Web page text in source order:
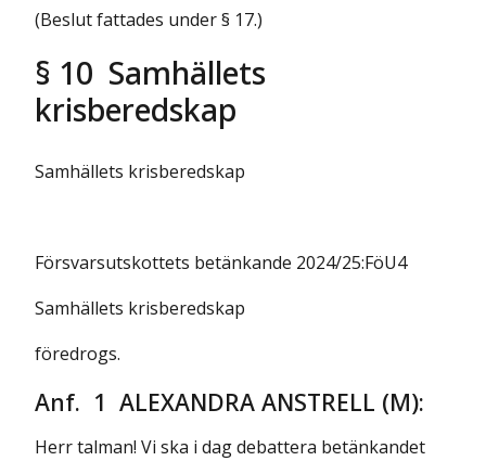
(Beslut fattades under § 17.)
§ 10 Samhällets
krisberedskap
Samhällets krisberedskap
Försvarsutskottets betänkande 2024/25:FöU4
Samhällets krisberedskap
föredrogs.
Anf. 1 ALEXANDRA ANSTRELL (M):
Herr talman! Vi ska i dag debattera betänkandet